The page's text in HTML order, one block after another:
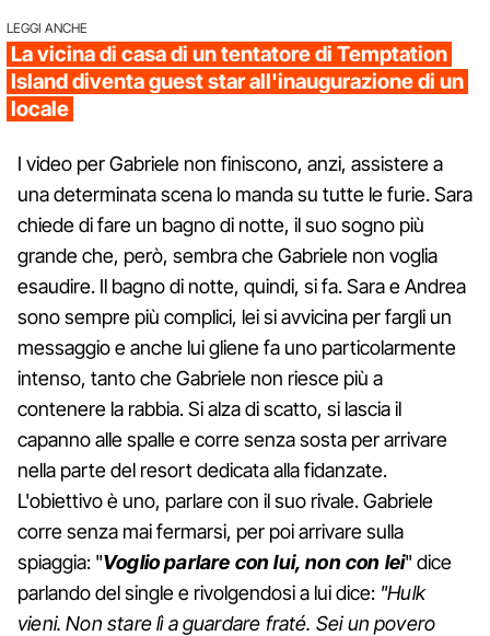
LEGGI ANCHE
La vicina di casa di un tentatore di Temptation
Island diventa guest star all'inaugurazione di un
locale
I video per Gabriele non finiscono, anzi, assistere a
una determinata scena lo manda su tutte le furie. Sara
chiede di fare un bagno di notte, il suo sogno più
grande che, però, sembra che Gabriele non voglia
esaudire. Il bagno di notte, quindi, si fa. Sara e Andrea
sono sempre più complici, lei si avvicina per fargli un
messaggio e anche lui gliene fa uno particolarmente
intenso, tanto che Gabriele non riesce più a
contenere la rabbia. Si alza di scatto, si lascia il
capanno alle spalle e corre senza sosta per arrivare
nella parte del resort dedicata alla fidanzate.
L'obiettivo è uno, parlare con il suo rivale. Gabriele
corre senza mai fermarsi, per poi arrivare sulla
spiaggia: "Voglio parlare con lui, non con lei" dice
parlando del single e rivolgendosi a lui dice: "Hulk
vieni. Non stare lì a guardare fraté. Sei un povero